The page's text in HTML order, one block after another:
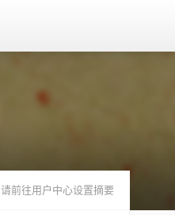
请前往用户中心设置摘要